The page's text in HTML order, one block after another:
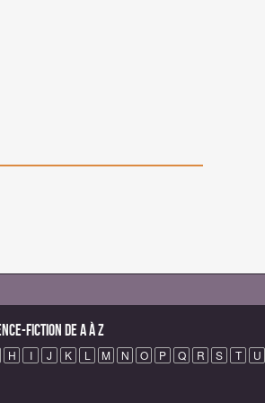
fiction de A à Z
H I J K L M N O P Q R S T U